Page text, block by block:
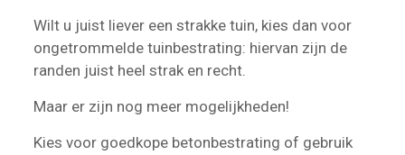
Wilt u juist liever een strakke tuin, kies dan voor
ongetrommelde tuinbestrating: hiervan zijn de
randen juist heel strak en recht.
Maar er zijn nog meer mogelijkheden!
Kies voor goedkope betonbestrating of gebruik